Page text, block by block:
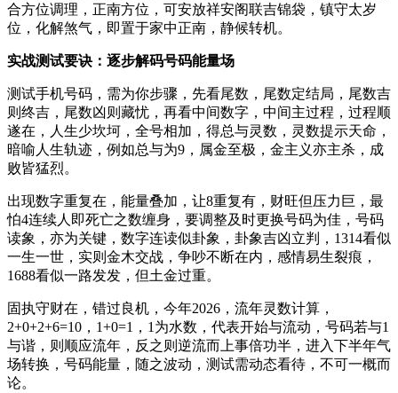
合方位调理，正南方位，可安放祥安阁联吉锦袋，镇守太岁
位，化解煞气，即置于家中正南，静候转机。
实战测试要诀：逐步解码号码能量场
测试手机号码，需为你步骤，先看尾数，尾数定结局，尾数吉
则终吉，尾数凶则藏忧，再看中间数字，中间主过程，过程顺
遂在，人生少坎坷，全号相加，得总与灵数，灵数提示天命，
暗喻人生轨迹，例如总与为9，属金至极，金主义亦主杀，成
败皆猛烈。
出现数字重复在，能量叠加，让8重复有，财旺但压力巨，最
怕4连续人即死亡之数缠身，要调整及时更换号码为佳，号码
读象，亦为关键，数字连读似卦象，卦象吉凶立判，1314看似
一生一世，实则金木交战，争吵不断在内，感情易生裂痕，
1688看似一路发发，但土金过重。
固执守财在，错过良机，今年2026，流年灵数计算，
2+0+2+6=10，1+0=1，1为水数，代表开始与流动，号码若与1
与谐，则顺应流年，反之则逆流而上事倍功半，进入下半年气
场转换，号码能量，随之波动，测试需动态看待，不可一概而
论。